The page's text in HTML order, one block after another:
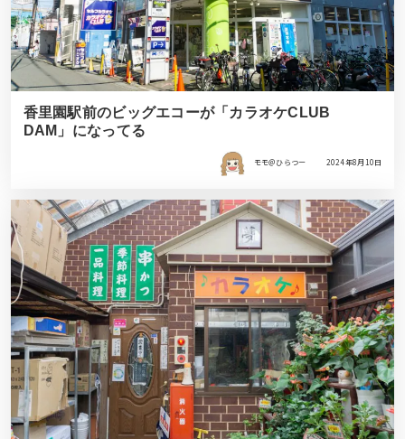
香里園駅前のビッグエコーが「カラオケCLUB
DAM」になってる
モモ＠ひらつー 2024年8月10日